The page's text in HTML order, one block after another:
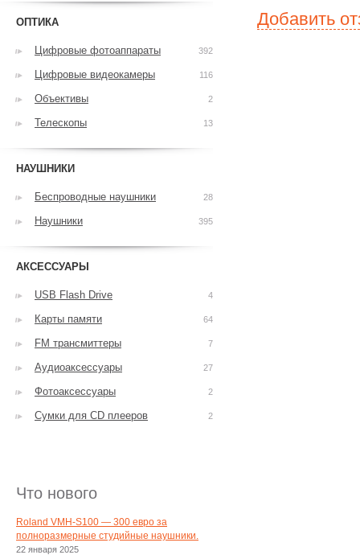
Добавить
ОПТИКА
Цифровые фотоаппараты 392
Цифровые видеокамеры 116
Объективы 2
Телескопы 13
НАУШНИКИ
Беспроводные наушники 28
Наушники 395
АКСЕССУАРЫ
USB Flash Drive 4
Карты памяти 64
FM трансмиттеры 7
Аудиоаксессуары 27
Фотоаксессуары 2
Сумки для CD плееров 2
Что нового
Roland VMH-S100 — 300 евро за
полноразмерные студийные наушники.
22 января 2025